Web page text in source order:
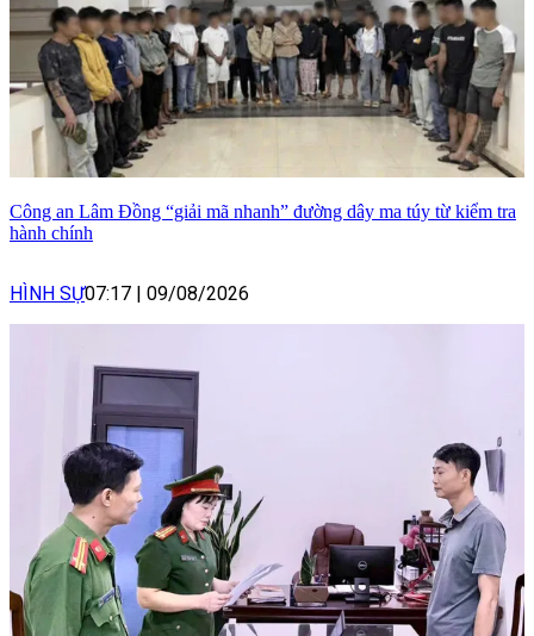
Công an Lâm Đồng “giải mã nhanh” đường dây ma túy từ kiểm tra
hành chính
HÌNH SỰ07:17 09/08/2026